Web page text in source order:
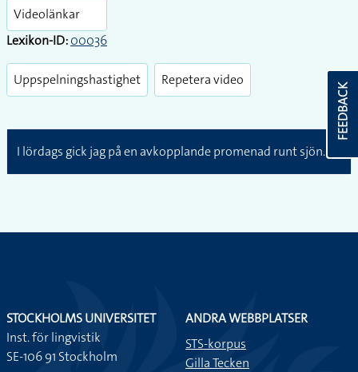
Videolänkar
Lexikon-ID:00036
Uppspelningshastighet Repetera video
I lördags gick jag på en avkopplande promenad runt sjön.
FEEDBACK
STOCKHOLMS UNIVERSITET
Inst. för lingvistik
SE-106 91 Stockholm
ANDRA WEBBPLATSER
STS-korpus
Gilla Tecken